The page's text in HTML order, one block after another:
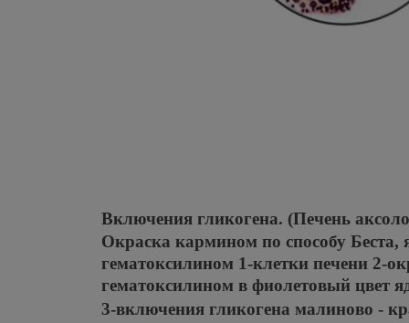
Включения гликогена. (Печень
Окраска кармином по способу
гематоксилином 1-клетки печени 2-
гематоксилином в фиолетовый цвет
3-включения гликогена малиново -